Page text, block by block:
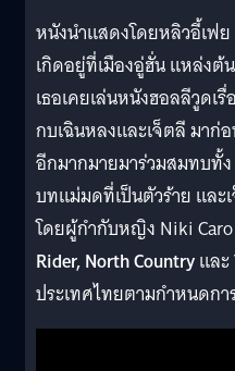
หนังนำแสดงโดยหลิวอี้เฟ
เกิดอยู่ที่เมืองอู่ฮั่น แหล่งต้
เธอเคยเล่นหนังฮอลลีวูดเรื่
กบเฉินหลงและเจ็ตลี มาก่
อีกมากมายมาร่วมสมทบทั้
บทแม่มดที่เป็นตัวร้าย และ
โดยผู้กำกับหญิง Niki Caro
Rider, North Countryและ
ประเทศไทยตามกำหนดก